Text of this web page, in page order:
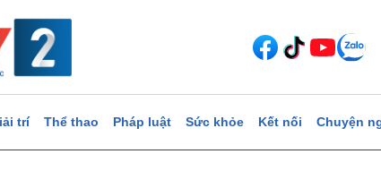
trí Thể thao Pháp luật Sức khỏe Kết nối Chuyện